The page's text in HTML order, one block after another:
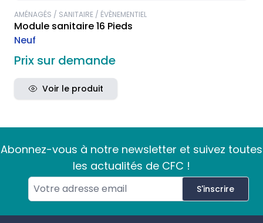
AMÉNAGÉS / SANITAIRE / ÉVÈNEMENTIEL
Module sanitaire 16 Pieds
Neuf
Prix sur demande
Voir le produit
Abonnez-vous à notre newsletter et suivez toutes
les actualités de CFC !
S'inscrire